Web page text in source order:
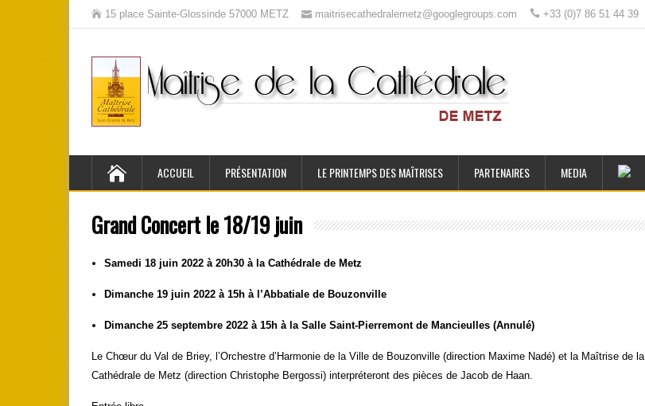
15 place Sainte-Glossinde 57000 METZ maitrisecathedralemetz@googlegroups.com +33 (0)7 86 51 44 39
ACCUEIL PRÉSENTATION LE PRINTEMPS DES MAÎTRISES PARTENAIRES MEDIA
Grand Concert le 18/19 juin
Samedi 18 juin 2022 à 20h30 à la Cathédrale de Metz
Dimanche 19 juin 2022 à 15h à l’Abbatiale de Bouzonville
Dimanche 25 septembre 2022 à 15h à la Salle Saint-Pierremont de Mancieulles (Annulé)
Le Chœur du Val de Briey, l’Orchestre d’Harmonie de la Ville de Bouzonville (direction Maxime Nadé) et la Maîtrise de la
Cathédrale de Metz (direction Christophe Bergossi) interpréteront des pièces de Jacob de Haan.